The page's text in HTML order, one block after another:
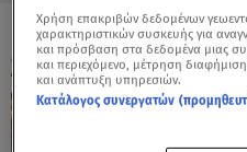
ΟΛΑ ΤΑ ΒΙΝΤΕΟ
Χρήση επακριβών δεδομένων
χαρακτηριστικών συσκευής για
και πρόσβαση στα δεδομένα μιας
και περιεχόμενο, μέτρηση
και ανάπτυξη υπηρεσιών.
Κατάλογος συνεργατών